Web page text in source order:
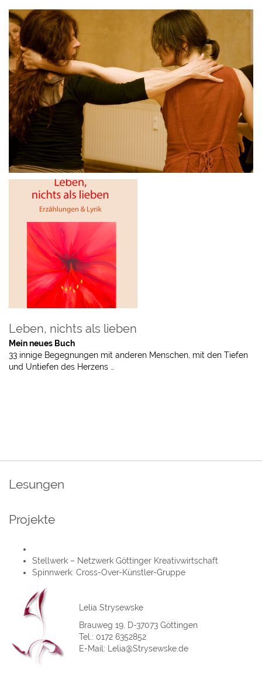
Leben, nichts als lieben
Mein neues Buch
33 innige Begegnungen mit anderen Menschen, mit den Tiefen
und Untiefen des Herzens …
Lesungen
Projekte
Stellwerk – Netzwerk Göttinger Kreativwirtschaft
Spinnwerk: Cross-Over-Künstler-Gruppe
Lelia Strysewske
Brauweg 19, D-37073 Göttingen
Tel.: 0172 6352852
E-Mail: Lelia@Strysewske.de